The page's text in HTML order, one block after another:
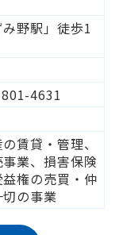
野駅」徒歩1
4631
賃貸・管理、
業、損害保険
権の売買・仲
の事業